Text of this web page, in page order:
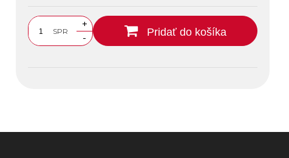
SPR
+
-
Pridať do košíka